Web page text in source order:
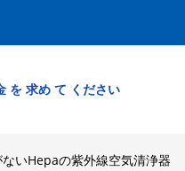
を 求め て ください
いHepaの紫外線空気清浄器